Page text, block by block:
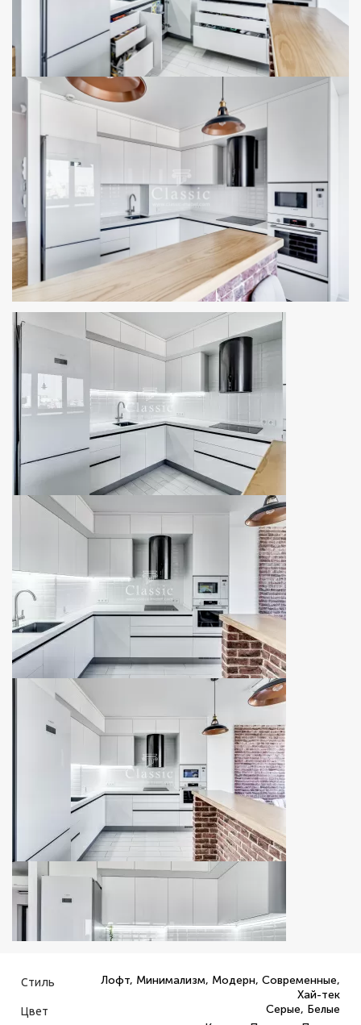
Стиль
Лофт, Минимализм, Модерн, Современные,
Хай-тек
Цвет Серые, Белые